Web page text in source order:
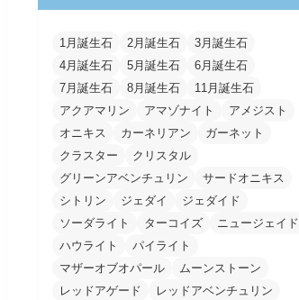
1月誕生石 2月誕生石
3月誕生石
4月誕生石
5月誕生石
6月誕生石
7月誕生石
8月誕生石
11月誕生石
アクアマリン
アマゾナイト
アメジスト
オニキス
カーネリアン
ガーネット
クラスター
クリスタル
グリーンアベンチュリン
サードオニキス
シトリン
ジェダイ
ジェダイド
ソーダライト
ターコイズ
ニュージェイド
ハウライト
パイライト
マザーオブオパール
ムーンストーン
レッドアゲード
レッドアベンチュリン